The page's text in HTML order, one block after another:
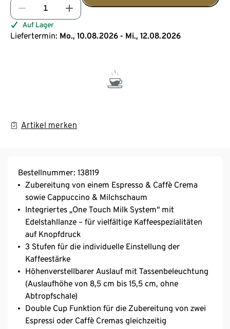
Auf Lager
Liefertermin: Mo., 10.08.2026 - Mi., 12.08.2026
Artikel merken
Bestellnummer: 138119
Zubereitung von einem Espresso & Caffè Crema
sowie Cappuccino & Milchschaum
Integriertes „One Touch Milk System“ mit
Edelstahllanze – für vielfältige Kaffeespezialitäten
auf Knopfdruck
3 Stufen für die individuelle Einstellung der
Kaffeestärke
Höhenverstellbarer Auslauf mit Tassenbeleuchtung
(Auslaufhöhe von 8,5 cm bis 15,5 cm, ohne
Abtropfschale)
Double Cup Funktion für die Zubereitung von zwei
Espressi oder Caffè Cremas gleichzeitig​